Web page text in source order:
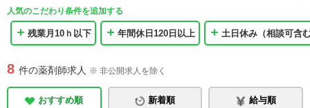
人気のこだわり条件を追加する
残業月10ｈ以下 年間休日120日以上 土日休み（相談可含
8 件の薬剤師求人 ※ 非公開求人を除く
おすすめ順 新着順 給与順